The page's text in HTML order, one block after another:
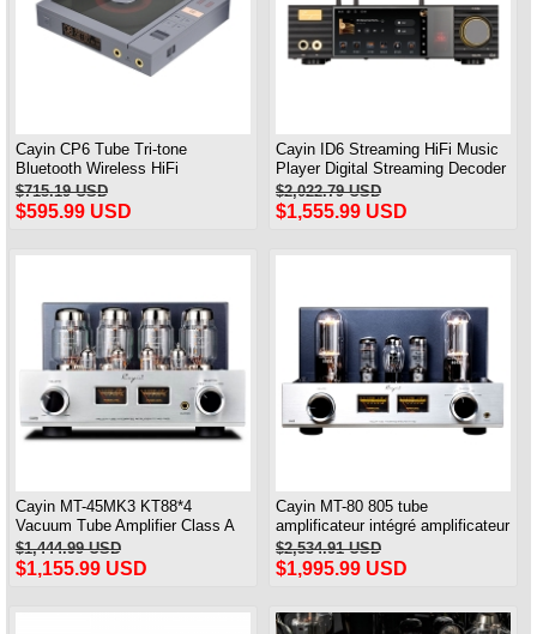
Cayin CP6 Tube Tri-tone
Bluetooth Wireless HiFi
Audiophile Portable CD Player
$715.19 USD
$595.99 USD
Cayin ID6 Streaming HiFi Music
Player Digital Streaming Decoder
All-in-One Machine
$2,022.79 USD
$1,555.99 USD
Cayin MT-45MK3 KT88*4
Vacuum Tube Amplifier Class A
Power Amplifier Bluetooth
$1,444.99 USD
$1,155.99 USD
Cayin MT-80 805 tube
amplificateur intégré amplificateur
unique classe A Bluetooth 46 W *
2
$2,534.91 USD
$1,995.99 USD